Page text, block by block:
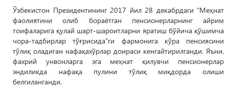
Ўзбекистон Президентининг 2017 йил 28 декабрдаги “Меҳнат
фаолиятини олиб бораётган пенсионерларнинг айрим
тоифаларига қулай шарт-шароитларни яратиш бўйича қўшимча
чора-тадбирлар тўғрисида”ги фармонига кўра пенсиясини
тўлиқ оладиган нафақахўрлар доираси кенгайтирилганди. Яъни,
фахрий унвонларга эга меҳнат қилувчи пенсионерлар
эндиликда нафақа пулини тўлиқ миқдорда олиши
белгиланганди.